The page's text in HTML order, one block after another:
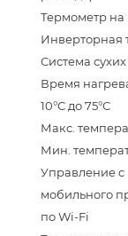
Термометр на
Инверторная
Система
Время
10°С до 75°С
Макс.
Мин.
Управление c
мобильного
по Wi-Fi